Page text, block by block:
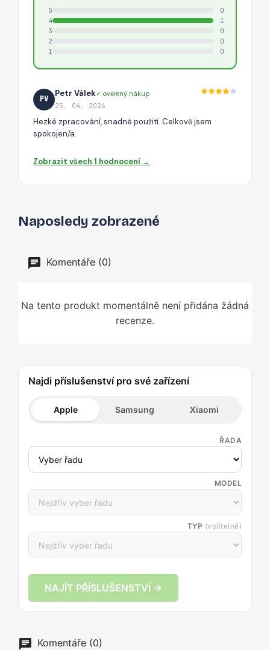
5
0
4
1
3
0
2
0
1
0
PV
Petr Válek✓ ověřený nákup
25. 04. 2026
Hezké zpracování, snadné použití. Celkově jsem
spokojen/a.
Zobrazit všech 1 hodnocení →
Naposledy zobrazené
Komentáře (0)
Na tento produkt momentálně není přidána žádná
recenze.
Najdi příslušenství pro své zařízení
Apple Samsung Xiaomi
ŘADA
MODEL
TYP (volitelně)
NAJÍT PŘÍSLUŠENSTVÍ →
Komentáře (0)